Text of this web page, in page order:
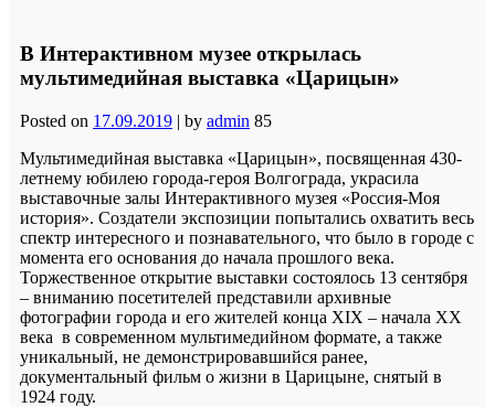
В Интерактивном музее открылась
мультимедийная выставка «Царицын»
Posted on 17.09.2019 | by admin 85
Мультимедийная выставка «Царицын», посвященная 430-
летнему юбилею города-героя Волгограда, украсила
выставочные залы Интерактивного музея «Россия-Моя
история». Создатели экспозиции попытались охватить весь
спектр интересного и познавательного, что было в городе с
момента его основания до начала прошлого века.
Торжественное открытие выставки состоялось 13 сентября
– вниманию посетителей представили архивные
фотографии города и его жителей конца XIX – начала XX
века в современном мультимедийном формате, а также
уникальный, не демонстрировавшийся ранее,
документальный фильм о жизни в Царицыне, снятый в
1924 году.